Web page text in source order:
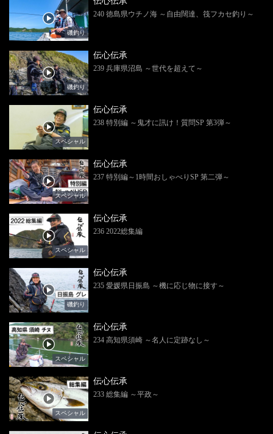
磯釣り
240 徳島県ウチノ海 ～自由闊達、筏フカセ釣り～
磯釣り
伝心伝承
239 兵庫県沼島 ～世代を超えて～
スペシャル
伝心伝承
238 特別編 ～鬼才に訊け！質問SP 第3弾～
スペシャル
伝心伝承
237 特別編～1時間おしゃべりSP 第二弾～
スペシャル
伝心伝承
236 2022総集編
磯釣り
伝心伝承
235 愛媛県日振島 ～機に応じ物に接す～
スペシャル
伝心伝承
234 高知県須崎 ～名人に定跡なし～
スペシャル
伝心伝承
233 総集編 ～平政～